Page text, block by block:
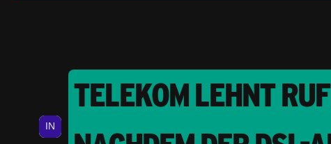
TELEKOM LEHNT